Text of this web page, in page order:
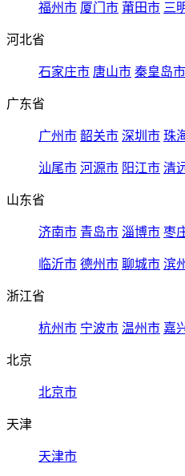
福州市 厦门市 莆田市 三
河北省
石家庄市 唐山市 秦皇岛市
广东省
广州市 韶关市 深圳市 珠
汕尾市 河源市 阳江市 清
山东省
济南市 青岛市 淄博市 枣
临沂市 德州市 聊城市 滨
浙江省
杭州市 宁波市 温州市 嘉
北京
北京市
天津
天津市